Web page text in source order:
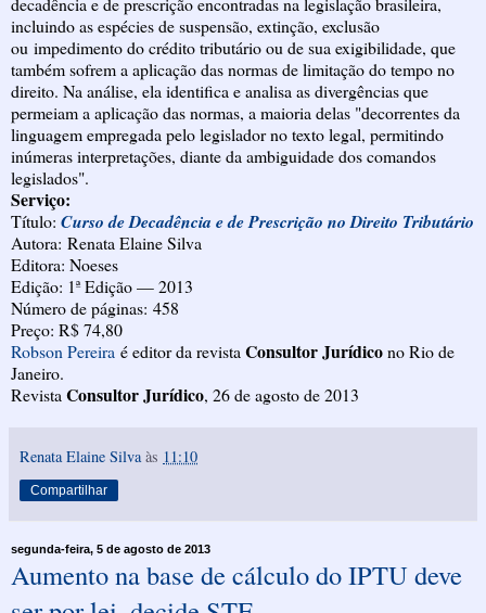
incluindo as espécies de suspensão, extinção, exclusão
ou impedimento do crédito tributário ou de sua exigibilidade, que
também sofrem a aplicação das normas de limitação do tempo no
direito. Na análise, ela identifica e analisa as divergências que
permeiam a aplicação das normas, a maioria delas "decorrentes da
linguagem empregada pelo legislador no texto legal, permitindo
inúmeras interpretações, diante da ambiguidade dos comandos
legislados".
Serviço:
Título: Curso de Decadência e de Prescrição no Direito Tributário
Autora: Renata Elaine Silva
Editora: Noeses
Edição: 1ª Edição — 2013
Número de páginas: 458
Preço: R$ 74,80
Robson Pereira é editor da revista Consultor Jurídicono Rio de
Janeiro.
Revista Consultor Jurídico, 26 de agosto de 2013
Renata Elaine Silva às 11:10
Compartilhar
segunda-feira, 5 de agosto de 2013
Aumento na base de cálculo do IPTU deve